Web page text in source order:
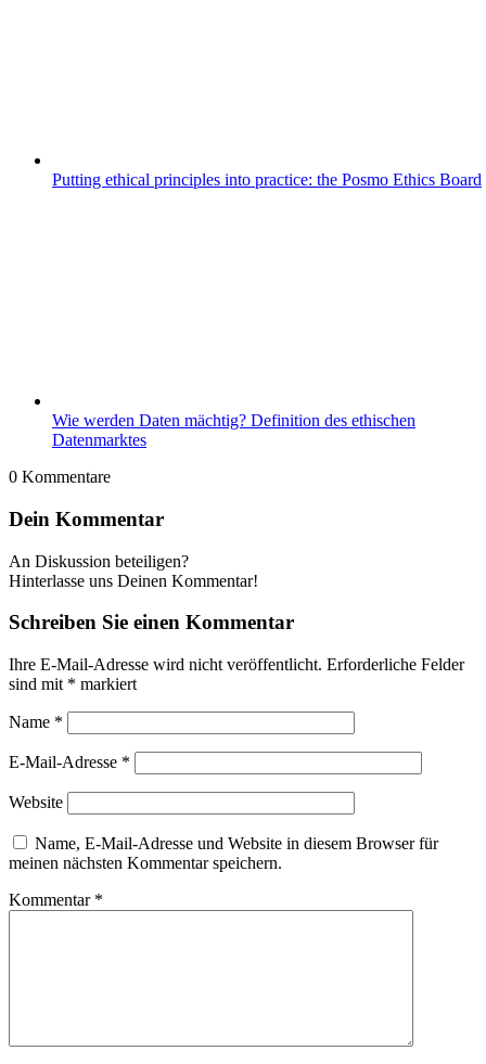
Putting ethical principles into practice: the Posmo Ethics Board
Wie werden Daten mächtig? Definition des ethischen
Datenmarktes
0 Kommentare
Dein Kommentar
An Diskussion beteiligen?
Hinterlasse uns Deinen Kommentar!
Schreiben Sie einen Kommentar
Ihre E-Mail-Adresse wird nicht veröffentlicht. Erforderliche Felder
sind mit * markiert
Name *
E-Mail-Adresse *
Website
Name, E-Mail-Adresse und Website in diesem Browser für
meinen nächsten Kommentar speichern.
Kommentar *